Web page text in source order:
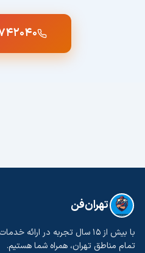
تهران‌فن
با بیش از ۱۵ سال تجربه در
تمام مناطق تهران، همراه شما هستیم.